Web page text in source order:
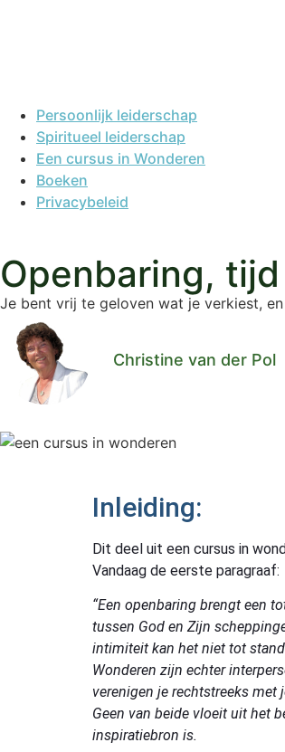
Persoonlijk leiderschap
Spiritueel leiderschap
Een cursus in Wonderen
Boeken
Privacybeleid
Openbaring,
Je bent vrij te geloven wat je verkiest,
Christine van der Pol
Inleiding:
Dit deel uit een cursus in
Vandaag de eerste paragraaf:
“Een openbaring brengt een
tussen God en Zijn
intimiteit kan het niet tot
Wonderen zijn echter
verenigen je rechtstreeks met
Geen van beide vloeit uit het
inspiratiebron is.